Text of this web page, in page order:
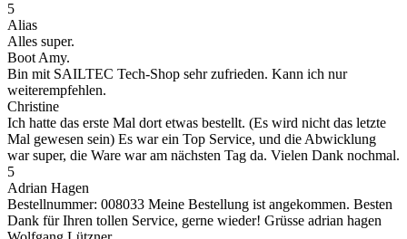
5
Alias
Alles super.
Boot Amy.
Bin mit SAILTEC Tech-Shop sehr zufrieden. Kann ich nur
weiterempfehlen.
Christine
Ich hatte das erste Mal dort etwas bestellt. (Es wird nicht das letzte
Mal gewesen sein) Es war ein Top Service, und die Abwicklung
war super, die Ware war am nächsten Tag da. Vielen Dank nochmal.
5
Adrian Hagen
Bestellnummer: 008033 Meine Bestellung ist angekommen. Besten
Dank für Ihren tollen Service, gerne wieder! Grüsse adrian hagen